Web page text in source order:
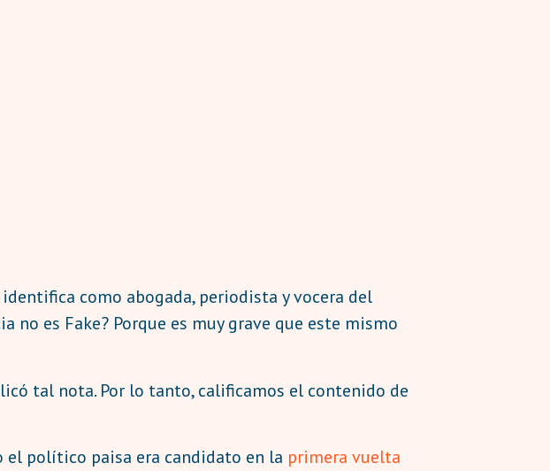
como abogada, periodista y vocera del
es Fake? Porque es muy grave que este mismo
tal nota. Por lo tanto, calificamos el contenido de
el político paisa era candidato en la primera vuelta